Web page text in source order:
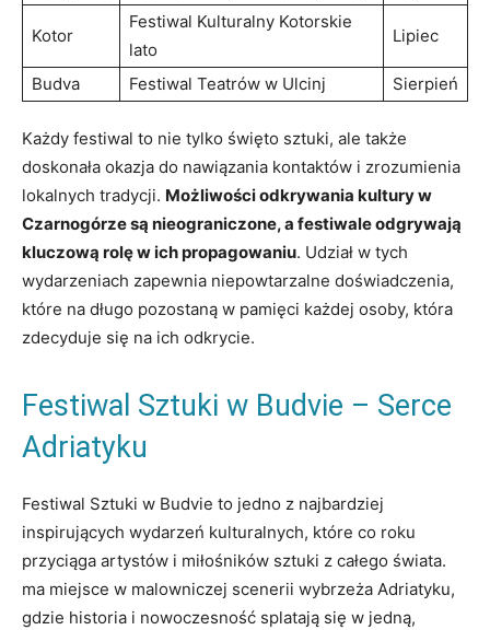
Kotor
Festiwal ‍Kulturalny⁤ Kotorskie
lato
Lipiec
Budva Festiwal Teatrów w ⁢Ulcinj Sierpień
Każdy‌ festiwal ​to ⁢nie tylko święto sztuki, ale także​
doskonała okazja do nawiązania kontaktów i zrozumienia
lokalnych tradycji.​ Możliwości odkrywania‌ kultury w ​
Czarnogórze są ⁢nieograniczone, a festiwale odgrywają⁣
kluczową rolę w ich ⁤propagowaniu. Udział w tych‍
wydarzeniach‌ zapewnia niepowtarzalne doświadczenia,
które na długo pozostaną‍ w pamięci każdej osoby, która
zdecyduje ‌się na ich odkrycie.
Festiwal Sztuki w⁢ Budvie – Serce
Adriatyku
Festiwal Sztuki‍ w Budvie to jedno ​z najbardziej
inspirujących wydarzeń kulturalnych, które​ co roku
przyciąga artystów i miłośników sztuki z całego świata.​
ma miejsce w malowniczej scenerii wybrzeża ‍Adriatyku,
gdzie ⁢historia i nowoczesność ​splatają się w⁣ jedną,‍